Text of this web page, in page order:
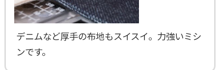
デニムなど厚手の布地もスイスイ。力強いミシ
ンです。